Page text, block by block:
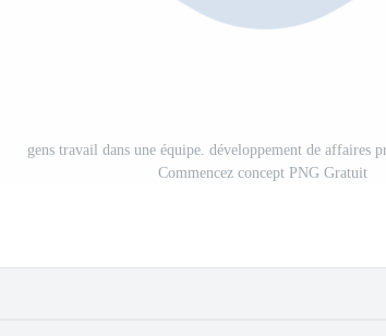
gens travail dans une équipe. développement de affaires
Commencez concept PNG Gratuit